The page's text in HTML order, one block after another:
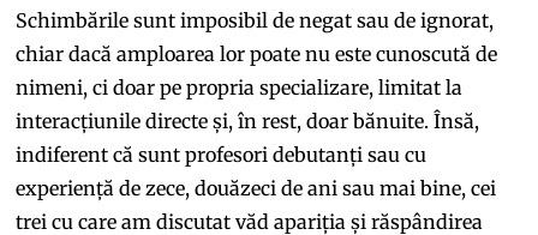
Schimbările sunt imposibil de negat sau de ignorat,
chiar dacă amploarea lor poate nu este cunoscută de
nimeni, ci doar pe propria specializare, limitat la
interacțiunile directe și, în rest, doar bănuite. Însă,
indiferent că sunt profesori debutanți sau cu
experiență de zece, douăzeci de ani sau mai bine, cei
trei cu care am discutat văd apariția și răspândirea